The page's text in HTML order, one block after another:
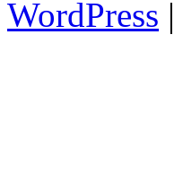
WordPress |